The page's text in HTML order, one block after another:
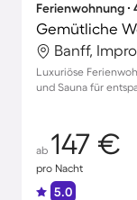
Ferienwohnung ∙
Banff,
Luxuriöse
und Sauna für
ab 147 €
pro Nacht
5.0